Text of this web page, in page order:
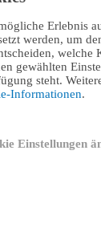
Erlebnis
werden, um
welche
gewählten
steht.
Informationen.
Einstellungen